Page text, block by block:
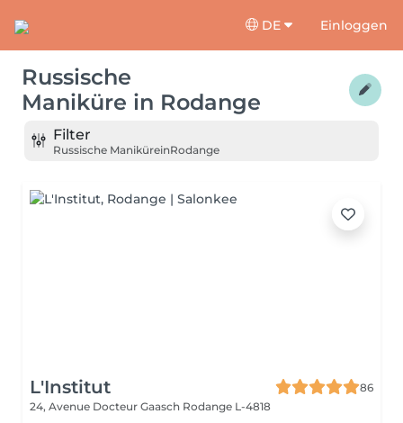
DE Einloggen
Russische
Maniküre in Rodange
Filter
Russische ManiküreinRodange
L'Institut
86
24, Avenue Docteur Gaasch Rodange L-4818